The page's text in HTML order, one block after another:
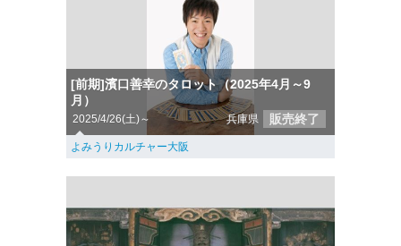
[前期]濱口善幸のタロット（2025年4月～9
月）
2025/4/26(土)～ 兵庫県 販売終了
よみうりカルチャー大阪